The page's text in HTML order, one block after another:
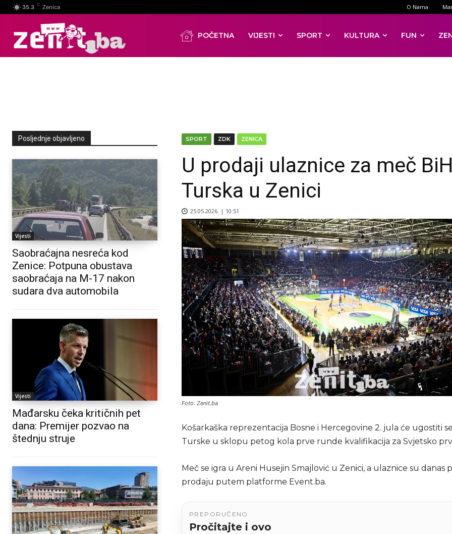
35.3 C Zenica O Nama
POČETNA VIJESTI SPORT KULTURA FUN
Posljednje objavljeno
Vijesti
Saobraćajna nesreća kod
Zenice: Potpuna obustava
saobraćaja na M-17 nakon
sudara dva automobila
Vijesti
Mađarsku čeka kritičnih pet
dana: Premijer pozvao na
štednju struje
SPORT ZDK ZENICA
U prodaji ulaznice za meč
Turska u Zenici
25.05.2026. | 10:51
Foto: Zenit.ba
Košarkaška reprezentacija Bosne i Hercegovine 2. jula će ugostiti
Turske u sklopu petog kola prve runde kvalifikacija za Svjetsko
Meč se igra u Areni Husejin Smajlović u Zenici, a ulaznice su danas
prodaju putem platforme Event.ba.
PREPORUČENO
Pročitajte i ovo